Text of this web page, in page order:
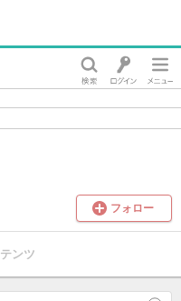
フォロー
ンツ